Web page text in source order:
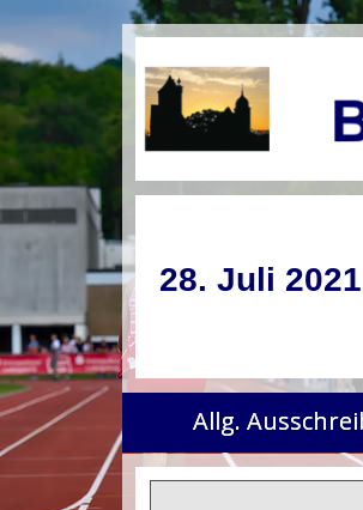
28. Juli 2021
Allg.